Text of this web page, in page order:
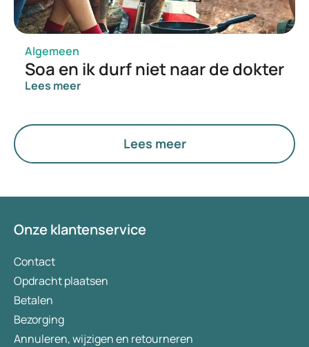
Algemeen
Soa en ik durf niet naar de dokter
Lees meer
Lees meer
Onze klantenservice
Contact
Opdracht plaatsen
Betalen
Bezorging
Annuleren, wijzigen en retourneren